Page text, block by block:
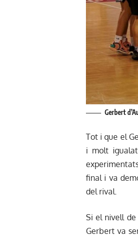
Gerbert
Tot i que el
i molt
final i va
del rival.
Si el nivell de
Gerbert va